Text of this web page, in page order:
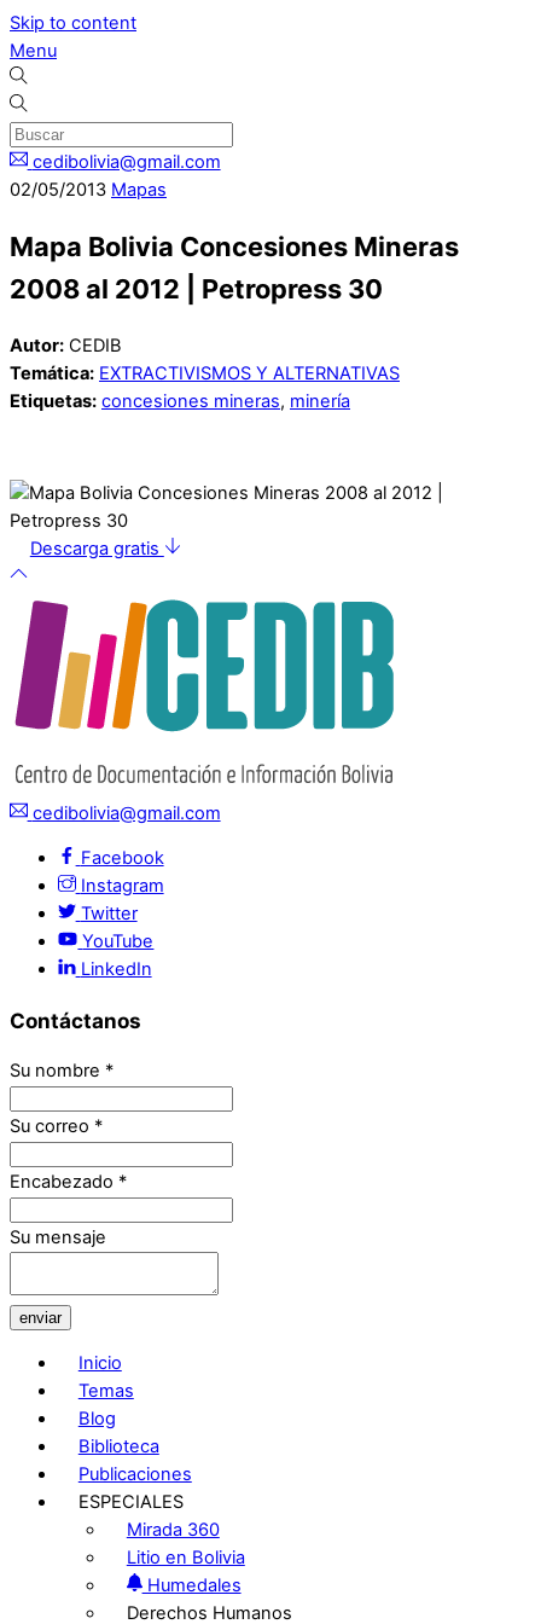
Skip to content
Menu
cedibolivia@gmail.com
02/05/2013 Mapas
Mapa Bolivia Concesiones Mineras
2008 al 2012 | Petropress 30
Autor: CEDIB
Temática: EXTRACTIVISMOS Y ALTERNATIVAS
Etiquetas: concesiones mineras, minería
Descarga gratis
cedibolivia@gmail.com
Facebook
Instagram
Twitter
YouTube
LinkedIn
Contáctanos
Su nombre *
Su correo *
Encabezado *
Su mensaje
enviar
Inicio
Temas
Blog
Biblioteca
Publicaciones
ESPECIALES
Mirada 360
Litio en Bolivia
Humedales
Derechos Humanos